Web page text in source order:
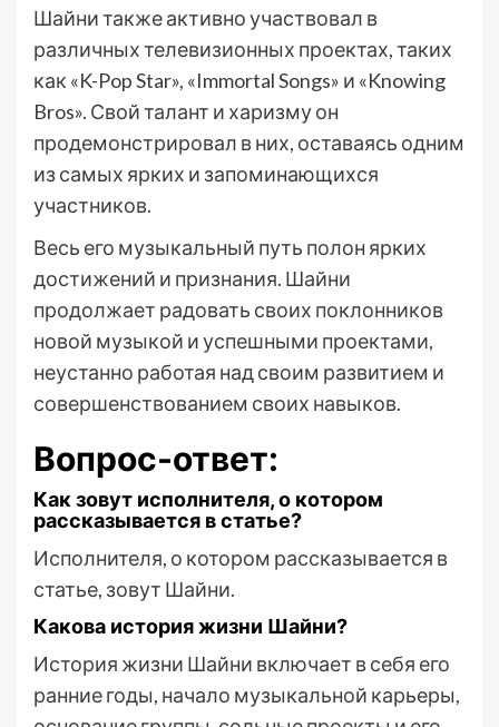
Шайни также активно участвовал в
различных телевизионных проектах, таких
как «K-Pop Star», «Immortal Songs» и «Knowing
Bros». Свой талант и харизму он
продемонстрировал в них, оставаясь одним
из самых ярких и запоминающихся
участников.
Весь его музыкальный путь полон ярких
достижений и признания. Шайни
продолжает радовать своих поклонников
новой музыкой и успешными проектами,
неустанно работая над своим развитием и
совершенствованием своих навыков.
Вопрос-ответ:
Как зовут исполнителя, о котором
рассказывается в статье?
Исполнителя, о котором рассказывается в
статье, зовут Шайни.
Какова история жизни Шайни?
История жизни Шайни включает в себя его
ранние годы, начало музыкальной карьеры,